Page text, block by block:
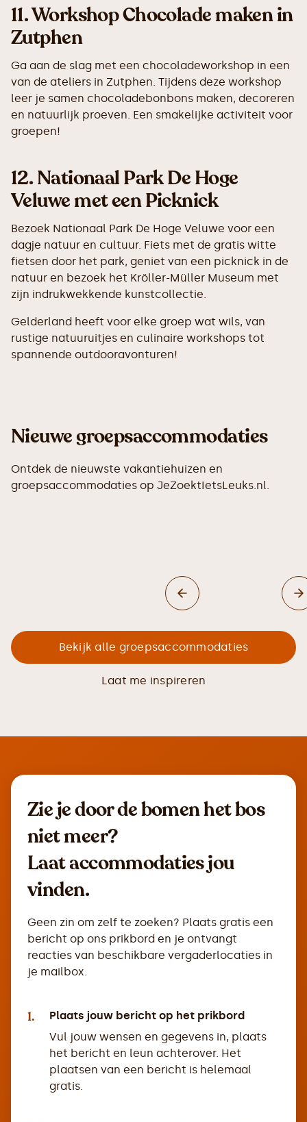
11.Workshop Chocolade maken in
Zutphen
Ga aan de slag met een chocoladeworkshop in een
van de ateliers in Zutphen. Tijdens deze workshop
leer je samen chocoladebonbons maken, decoreren
en natuurlijk proeven. Een smakelijke activiteit voor
groepen!
12.Nationaal Park De Hoge
Veluwe met een Picknick
Bezoek Nationaal Park De Hoge Veluwe voor een
dagje natuur en cultuur. Fiets met de gratis witte
fietsen door het park, geniet van een picknick in de
natuur en bezoek het Kröller-Müller Museum met
zijn indrukwekkende kunstcollectie.
Gelderland heeft voor elke groep wat wils, van
rustige natuuruitjes en culinaire workshops tot
spannende outdooravonturen!
Nieuwe groepsaccommodaties
Ontdek de nieuwste vakantiehuizen en
groepsaccommodaties op JeZoektIetsLeuks.nl.
Bekijk alle groepsaccommodaties
Laat me inspireren
Zie je door de bomen het bos
niet meer?
Laat accommodaties jou
vinden.
Geen zin om zelf te zoeken? Plaats gratis een
bericht op ons prikbord en je ontvangt
reacties van beschikbare vergaderlocaties in
je mailbox.
1.
Plaats jouw bericht op het prikbord
Vul jouw wensen en gegevens in, plaats
het bericht en leun achterover. Het
plaatsen van een bericht is helemaal
gratis.